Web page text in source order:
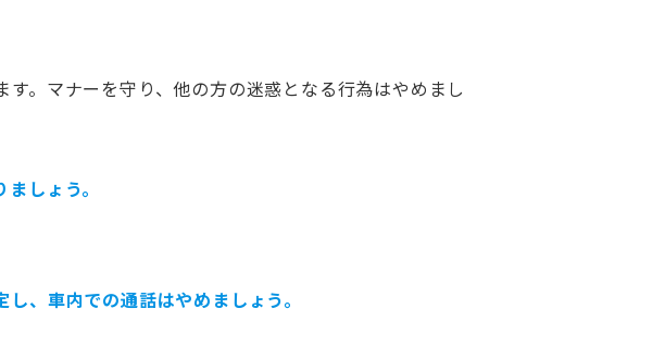
。マナーを守り、他の方の迷惑となる行為はやめまし
しょう。
、車内での通話はやめましょう。